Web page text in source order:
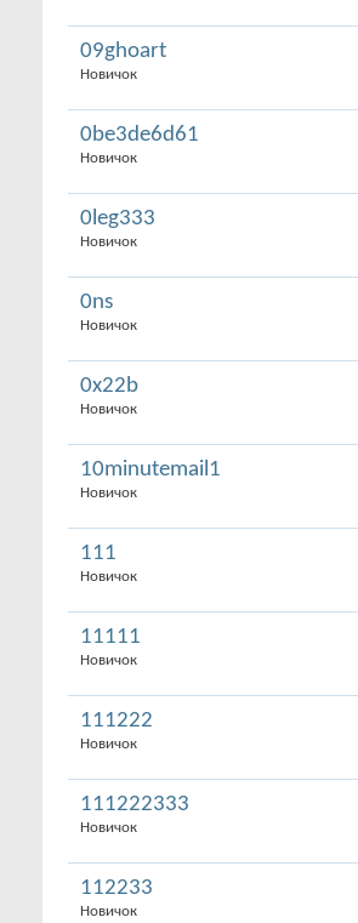
09ghoart
Новичок
0be3de6d61
Новичок
0leg333
Новичок
0ns
Новичок
0x22b
Новичок
10minutemail1
Новичок
111
Новичок
11111
Новичок
111222
Новичок
111222333
Новичок
112233
Новичок